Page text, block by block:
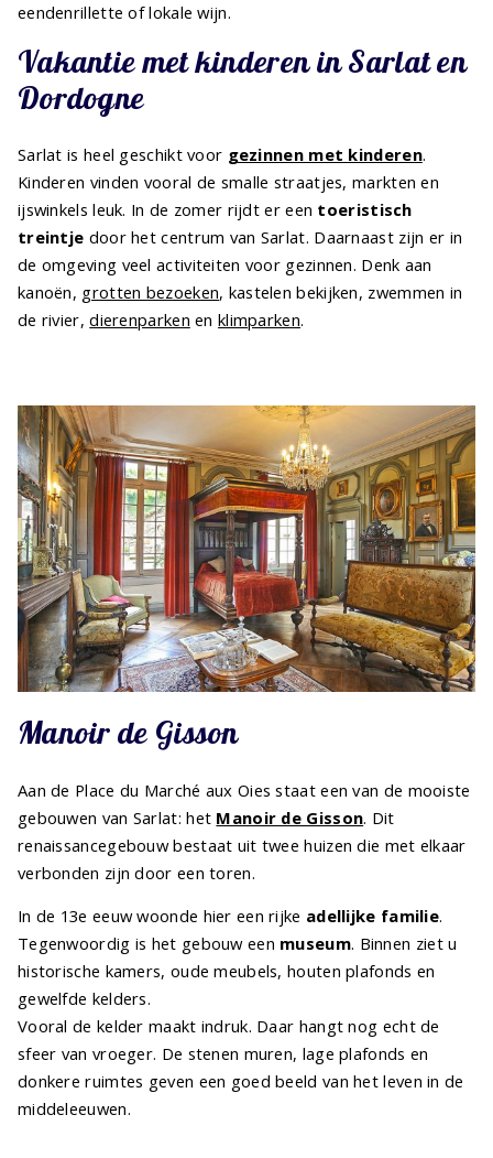
eendenrillette of lokale wijn.
Vakantie met kinderen in Sarlat en
Dordogne
Sarlat is heel geschikt voor gezinnen met kinderen.
Kinderen vinden vooral de smalle straatjes, markten en
ijswinkels leuk. In de zomer rijdt er een toeristisch
treintje door het centrum van Sarlat. Daarnaast zijn er in
de omgeving veel activiteiten voor gezinnen. Denk aan
kanoën, grotten bezoeken, kastelen bekijken, zwemmen in
de rivier,dierenparken enklimparken.
Manoir de Gisson
Aan de Place du Marché aux Oies staat een van de mooiste
gebouwen van Sarlat: het Manoir de Gisson. Dit
renaissancegebouw bestaat uit twee huizen die met elkaar
verbonden zijn door een toren.
In de 13e eeuw woonde hier een rijke adellijke familie.
Tegenwoordig is het gebouw een museum. Binnen ziet u
historische kamers, oude meubels, houten plafonds en
gewelfde kelders.
Vooral de kelder maakt indruk. Daar hangt nog echt de
sfeer van vroeger. De stenen muren, lage plafonds en
donkere ruimtes geven een goed beeld van het leven in de
middeleeuwen.